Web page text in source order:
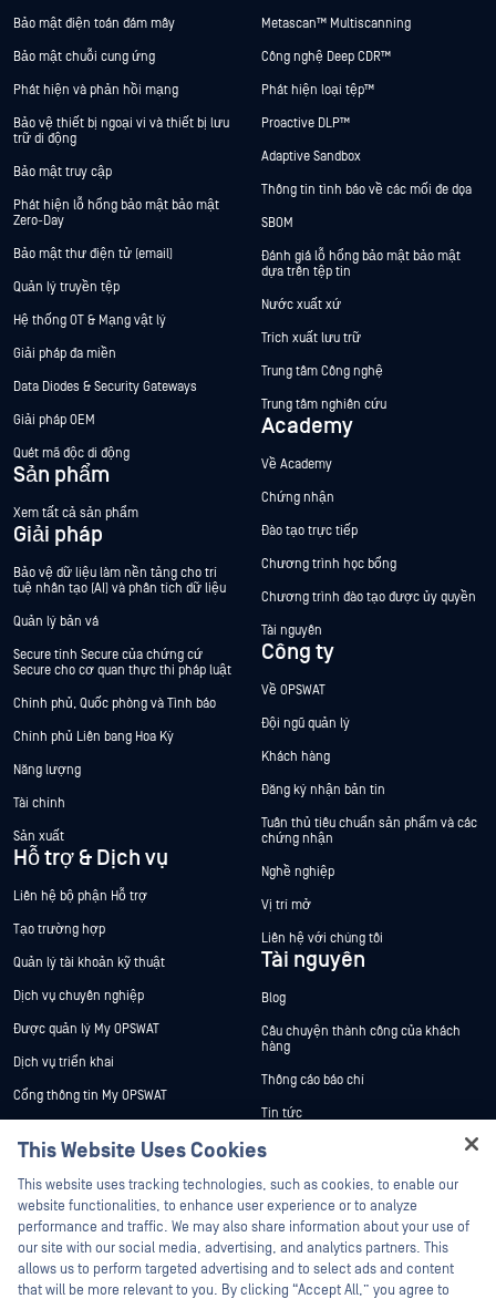
Bảo mật điện toán đám mây
Bảo mật chuỗi cung ứng
Phát hiện và phản hồi mạng
Bảo vệ thiết bị ngoại vi và thiết bị lưu
trữ di động
Bảo mật truy cập
Phát hiện lỗ hổng bảo mật bảo mật
Zero-Day
Bảo mật thư điện tử (email)
Quản lý truyền tệp
Hệ thống OT & Mạng vật lý
Giải pháp đa miền
Data Diodes & Security Gateways
Giải pháp OEM
Quét mã độc di động
Sản phẩm
Xem tất cả sản phẩm
Giải pháp
Bảo vệ dữ liệu làm nền tảng cho trí
tuệ nhân tạo (AI) và phân tích dữ liệu
Quản lý bản vá
Secure tính Secure của chứng cứ
Secure cho cơ quan thực thi pháp luật
Chính phủ, Quốc phòng và Tình báo
Chính phủ Liên bang Hoa Kỳ
Năng lượng
Tài chính
Sản xuất
Hỗ trợ & Dịch vụ
Liên hệ bộ phận Hỗ trợ
Tạo trường hợp
Quản lý tài khoản kỹ thuật
Dịch vụ chuyên nghiệp
Được quản lý My OPSWAT
Dịch vụ triển khai
Cổng thông tin My OPSWAT
Đào tạo
Chương trình Xử lý Lỗ hổng Bảo mật
Đối tác
Chứng nhận
Đối tác công nghệ
Metascan™ Multiscanning
Công nghệ Deep CDR™
Phát hiện loại tệp™
Proactive DLP™
Adaptive Sandbox
Thông tin tình báo về các mối đe dọa
SBOM
Đánh giá lỗ hổng bảo mật bảo mật
dựa trên tệp tin
Nước xuất xứ
Trích xuất lưu trữ
Trung tâm Công nghệ
Trung tâm nghiên cứu
Academy
Về Academy
Chứng nhận
Đào tạo trực tiếp
Chương trình học bổng
Chương trình đào tạo được ủy quyền
Tài nguyên
Công ty
Về OPSWAT
Đội ngũ quản lý
Khách hàng
Đăng ký nhận bản tin
Tuân thủ tiêu chuẩn sản phẩm và các
chứng nhận
Nghề nghiệp
Vị trí mở
Liên hệ với chúng tôi
Tài nguyên
Blog
Câu chuyện thành công của khách
hàng
Thông cáo báo chí
Tin tức
Sự kiện
Hội thảo trên trực tuyến
Datasheets
White Papers
Công cụ miễn phí
This Website Uses Cookies
This website uses tracking technologies, such as cookies, to enable our
website functionalities, to enhance user experience or to analyze
performance and traffic. We may also share information about your use of
our site with our social media, advertising, and analytics partners. This
allows us to perform targeted advertising and to select ads and content
that will be more relevant to you. By clicking “Accept All,” you agree to
Hey there!
I'm Ozzy, your OPSWAT virtual assistant.
How can I help you secure what's critical
today?